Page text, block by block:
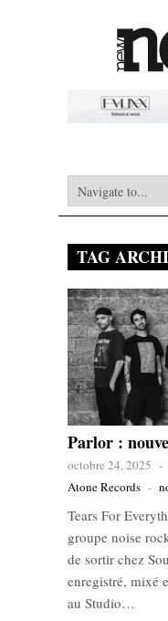
TAG
Parlor :
octobre 24, 2025 -
Atone Records -
Tears For
groupe noise
de sortir chez
enregistré, mixé
au Studio…